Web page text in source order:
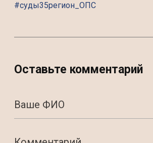
#суды35регион_ОПС
Оставьте комментарий